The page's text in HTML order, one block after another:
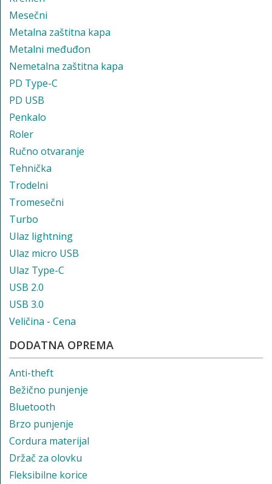
Mesečni
Metalna zaštitna kapa
Metalni međuđon
Nemetalna zaštitna kapa
PD Type-C
PD USB
Penkalo
Roler
Ručno otvaranje
Tehnička
Trodelni
Tromesečni
Turbo
Ulaz lightning
Ulaz micro USB
Ulaz Type-C
USB 2.0
USB 3.0
Veličina - Cena
DODATNA OPREMA
Anti-theft
Bežično punjenje
Bluetooth
Brzo punjenje
Cordura materijal
Držač za olovku
Fleksibilne korice